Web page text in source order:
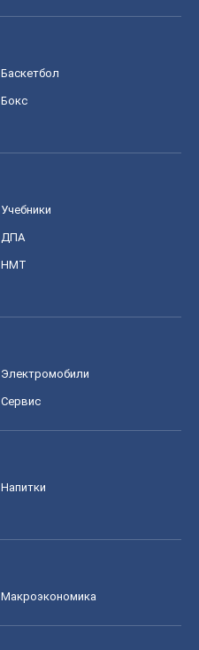
Баскетбол
Бокс
Учебники
ДПА
НМТ
Электромобили
Сервис
Напитки
Mакроэкономика